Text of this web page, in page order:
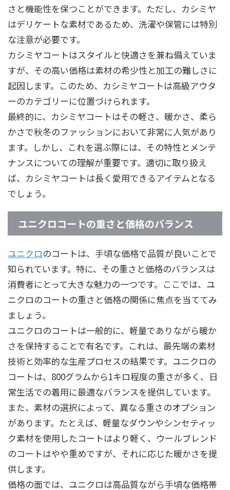
さと機能性を保つことができます。ただし、カシミヤ
はデリケートな素材であるため、洗濯や保管には特別
な注意が必要です。
カシミヤコートはスタイルと快適さを兼ね備えていま
すが、その高い価格は素材の希少性と加工の難しさに
起因します。このため、カシミヤコートは高級アウタ
ーのカテゴリーに位置づけられます。
最終的に、カシミヤコートはその軽さ、暖かさ、柔ら
かさで秋冬のファッションにおいて非常に人気があり
ます。しかし、これを選ぶ際には、その特性とメンテ
ナンスについての理解が重要です。適切に取り扱え
ば、カシミヤコートは長く愛用できるアイテムとなる
でしょう。
ユニクロコートの重さと価格のバランス
ユニクロのコートは、手頃な価格で品質が良いことで
知られています。特に、その重さと価格のバランスは
消費者にとって大きな魅力の一つです。ここでは、ユ
ニクロのコートの重さと価格の関係に焦点を当ててみ
ましょう。
ユニクロのコートは一般的に、軽量でありながら暖か
さを保持することで有名です。これは、最先端の素材
技術と効率的な生産プロセスの結果です。ユニクロの
コートは、800グラムから1キロ程度の重さが多く、日
常生活での着用に最適なバランスを提供しています。
また、素材の選択によって、異なる重さのオプション
があります。たとえば、軽量なダウンやシンセティッ
ク素材を使用したコートはより軽く、ウールブレンド
のコートはやや重めですが、それに応じた暖かさを提
供します。
価格の面では、ユニクロは高品質ながら手頃な価格帯